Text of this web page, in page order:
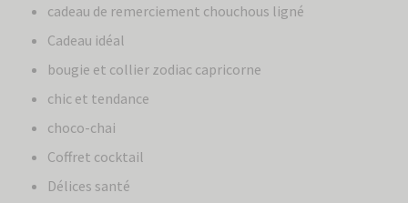
cadeau de remerciement chouchous ligné
Cadeau idéal
bougie et collier zodiac capricorne
chic et tendance
choco-chai
Coffret cocktail
Délices santé